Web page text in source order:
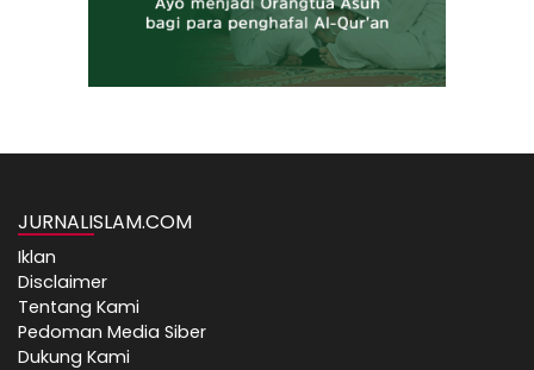
JURNALISLAM.COM
Iklan
Disclaimer
Tentang Kami
Pedoman Media Siber
Dukung Kami